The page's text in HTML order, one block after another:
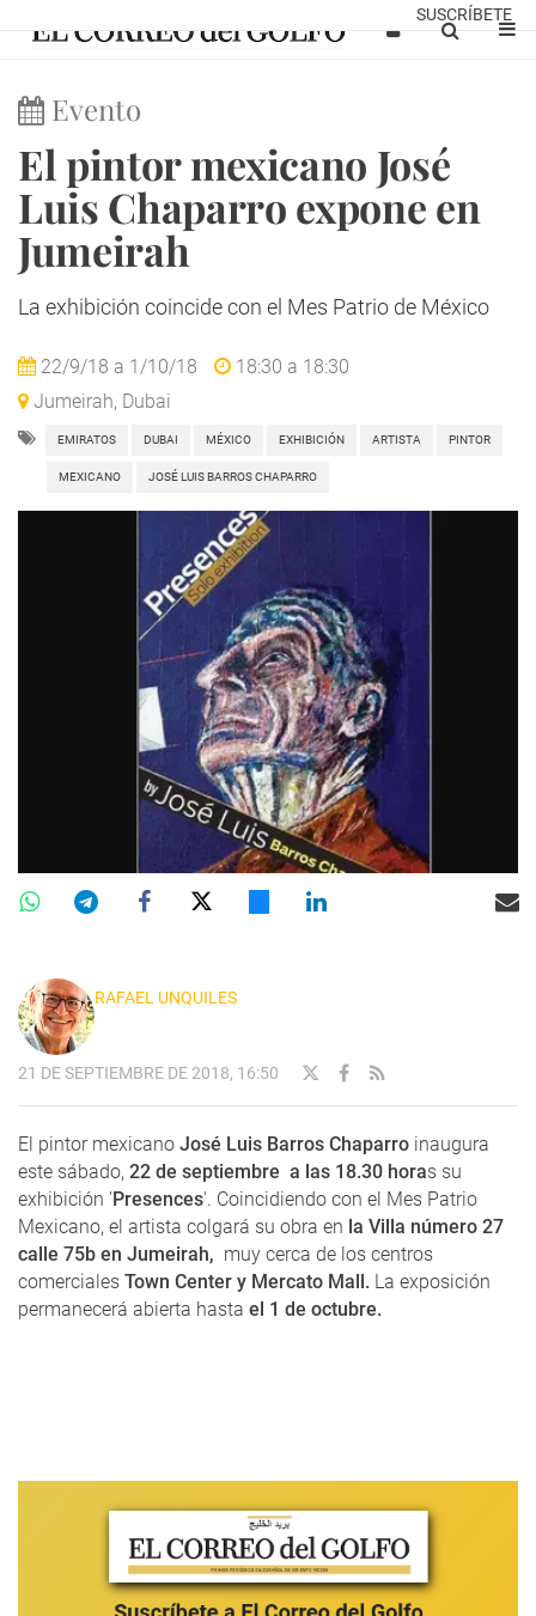
SUSCRÍBETE
Evento
El pintor mexicano José
Luis Chaparro expone en
Jumeirah
La exhibición coincide con el Mes Patrio de México
22/9/18 a 1/10/18 18:30 a 18:30
Jumeirah, Dubai
EMIRATOS DUBAI MÉXICO EXHIBICIÓN ARTISTA PINTOR
MEXICANO JOSÉ LUIS BARROS CHAPARRO
RAFAEL UNQUILES
21 DE SEPTIEMBRE DE 2018, 16:50
El pintor mexicano José Luis Barros Chaparro inaugura
este sábado, 22 de septiembre a las 18.30 horas su
exhibición ' Presences'. Coincidiendo con el Mes Patrio
Mexicano, el artista colgará su obra en la Villa número 27
calle 75b en Jumeirah, muy cerca de los centros
comerciales Town Center y Mercato Mall. La exposición
permanecerá abierta hasta el 1 de octubre.